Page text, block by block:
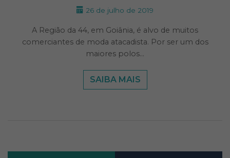
26 de julho de 2019
A Região da 44, em Goiânia, é alvo de muitos
comerciantes de moda atacadista. Por ser um dos
maiores polos…
SAIBA MAIS